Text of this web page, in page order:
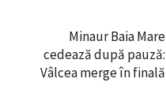
Minaur Baia Mare
cedează după pauză:
Vâlcea merge în finală